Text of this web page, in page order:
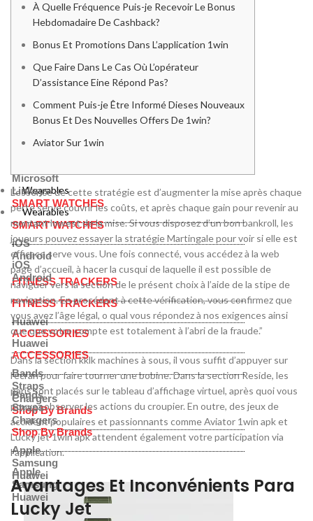
Apple
Benq
TCL
Asus
Samsung
Huawei
Wearables
SMART WATCHES
iOS
Android
FITNESS TRACKERS
Huawei
ACCESSORIES
Bands
Straps
Chargers
Shop By Brands
Apple
Samsung
Huawei
Dell
Benq
Lenovo
Asus
Samsung
HP
Microsoft
Linksys
Wearables
SMART WATCHES
iOS
Android
FITNESS TRACKERS
Huawei
ACCESSORIES
Bands
Straps
Chargers
Shop By Brands
Apple
Samsung
Huawei
À Quelle Fréquence Puis-je Recevoir Le Bonus
Hebdomadaire De Cashback?
Bonus Et Promotions Dans L’application 1win
Que Faire Dans Le Cas Où L’opérateur
D’assistance Eine Répond Pas?
Comment Puis-je Être Informé Dieses Nouveaux
Bonus Et Des Nouvelles Offers De 1win?
Aviator Sur 1win
L’essence de cette stratégie est d’augmenter la mise après chaque
perte serve couvrir les coûts, et après chaque gain pour revenir au
montant lowest de la mise. Si vous disposez d’un bon bankroll, les
joueurs pouvez essayer la stratégie Martingale pour voir si elle est
efficace serve vous. Une fois connecté, vous accédez à la web
page d’accueil, à hacer la cusqui de laquelle il est possible de
naviguer vers la section de le présent choix à l’aide de la stipe de
navigation. En procédant à cette vérification, vous confirmez que
vous avez l’âge légal, o qual vous répondez à nos exigences ainsi
que que votre compte est totalement à l’abri de la fraude.”
Dans la section kklk machines à sous, il vous suffit d’appuyer sur
l’écran pour faire tourner une bobine. Dans la section Reside, les
paris sont placés sur le tableau d’affichage virtuel, après quoi vous
pouvez observer les actions du croupier. En outre, des jeux de
accident populaires et passionnants comme Aviator 1win apk et
Lucky jet 1win apk attendent également votre participation via
l’application.
Avantages Et Inconvénients Para
Lucky Jet